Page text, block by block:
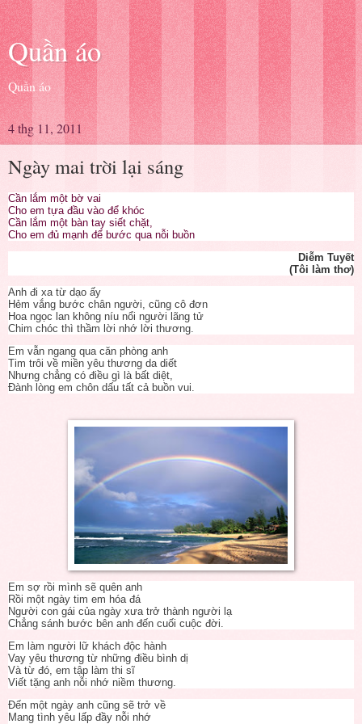
Quần áo
Quần áo
4 thg 11, 2011
Ngày mai trời lại sáng
Cần lắm một bờ vai
Cho em tựa đầu vào để khóc
Cần lắm một bàn tay siết chặt,
Cho em đủ mạnh để bước qua nỗi buồn
Diễm Tuyết
(Tôi làm thơ)
Anh đi xa từ dạo ấy
Hẻm vắng bước chân người, cũng cô đơn
Hoa ngọc lan không níu nổi người lãng tử
Chim chóc thì thầm lời nhớ lời thương.
Em vẫn ngang qua căn phòng anh
Tim trôi về miền yêu thương da diết
Nhưng chẳng có điều gì là bất diệt,
Đành lòng em chôn dấu tất cả buồn vui.
Em sợ rồi mình sẽ quên anh
Rồi một ngày tim em hóa đá
Người con gái của ngày xưa trở thành người lạ
Chẳng sánh bước bên anh đến cuối cuộc đời.
Em làm người lữ khách độc hành
Vay yêu thương từ những điều bình dị
Và từ đó, em tập làm thi sĩ
Viết tặng anh nỗi nhớ niềm thương.
Đến một ngày anh cũng sẽ trở về
Mang tình yêu lấp đầy nỗi nhớ